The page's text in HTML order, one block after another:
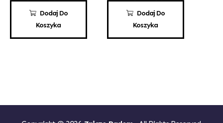
Dodaj Do
Koszyka
110,00zł
Dodaj Do
Koszyka
100,00zł